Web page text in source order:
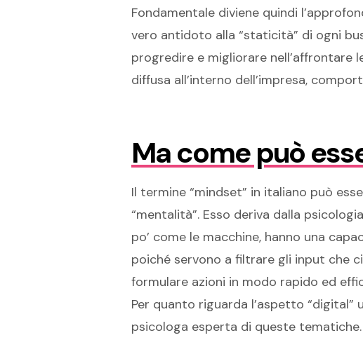
Fondamentale diviene quindi
vero antidoto alla “staticità” di ogni
progredire e migliorare nell’affrontare
diffusa all’interno dell’impresa,
Ma come può
Il termine “mindset” in italiano può
“mentalità”. Esso deriva dalla
po’ come le macchine, hanno una
poiché servono a filtrare gli input che
formulare azioni in modo rapido ed
Per quanto riguarda l’aspetto “digital”
psicologa esperta di queste tematiche.